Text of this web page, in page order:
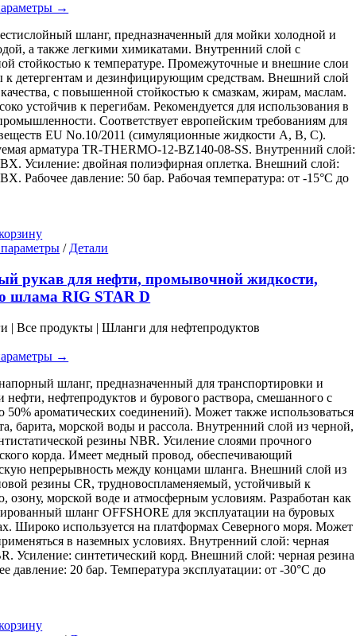
на
странице
товара.
→
шланг, предназначенный для мойки холодной и
а также легкими химикатами. Внутренний слой с
стойкостью к температуре. Промежуточные и внешние слои
к детергентам и дезинфицирующим средствам. Внешний слой
с повышенной стойкостью к смазкам, жирам, маслам.
устойчив к перегибам. Рекомендуется для использования в
Соответствует европейским требованиям для
EU No.10/2011 (симуляционные жидкости A, B, C).
арматура TR-THERMO-12-BZ140-08-SS. Внутренний слой:
Усиление: двойная полиэфирная оплетка. Внешний слой:
Рабочее давление: 50 бар. Рабочая температура: от -15°C до
Этот
имеет
несколько
вариаций.
можно
на
товара.
/ Детали
рукав для нефти, промывочной жидкости,
шлама RIG STAR D
| Все продукты | Шланги для нефтепродуктов
→
шланг, предназначенный для транспортировки и
нефти, нефтепродуктов и бурового раствора, смешанного с
50% ароматических соединений). Может также использоваться
барита, морской воды и рассола. Внутренний слой из черной,
резины NBR. Усиление слоями прочного
корда. Имеет медный провод, обеспечивающий
непрерывность между концами шланга. Внешний слой из
резины CR, трудновоспламеняемый, устойчивый к
озону, морской воде и атмосферным условиям. Разработан как
шланг OFFSHORE для эксплуатации на буровых
Широко используется на платформах Северного моря. Может
в наземных условиях. Внутренний слой: черная
Усиление: синтетический корд. Внешний слой: черная резина
давление: 20 бар. Температура эксплуатации: от -30°C до